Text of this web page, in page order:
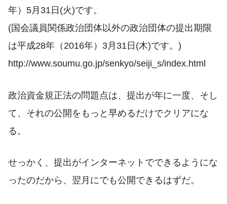
年）5月31日(火)です。
(国会議員関係政治団体以外の政治団体の提出期限
は平成28年（2016年）3月31日(木)です。)
http://www.soumu.go.jp/senkyo/seiji_s/index.html
政治資金規正法の問題点は、提出が年に一度、そし
て、それの公開をもっと早めるだけでクリアにな
る。
せっかく、提出がインターネットでできるようにな
ったのだから、翌月にでも公開できるはずだ。